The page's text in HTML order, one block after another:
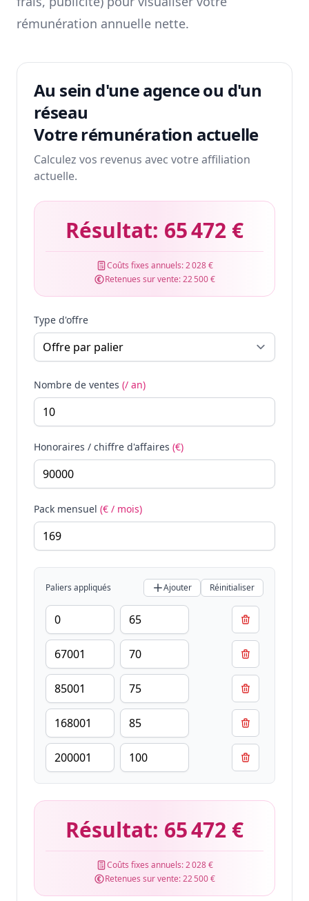
rémunération annuelle nette.
Au sein d'une agence ou d'un
réseau
Votre rémunération actuelle
Calculez vos revenus avec votre affiliation
actuelle.
Résultat: 65 472 €
Coûts fixes annuels:2 028 €
Retenues sur vente:22 500 €
Type d'offre
Nombre de ventes (/ an)
Honoraires / chiffre d'affaires (€)
Pack mensuel (€ / mois)
Paliers appliqués Ajouter Réinitialiser
Résultat: 65 472 €
Coûts fixes annuels:2 028 €
Retenues sur vente:22 500 €